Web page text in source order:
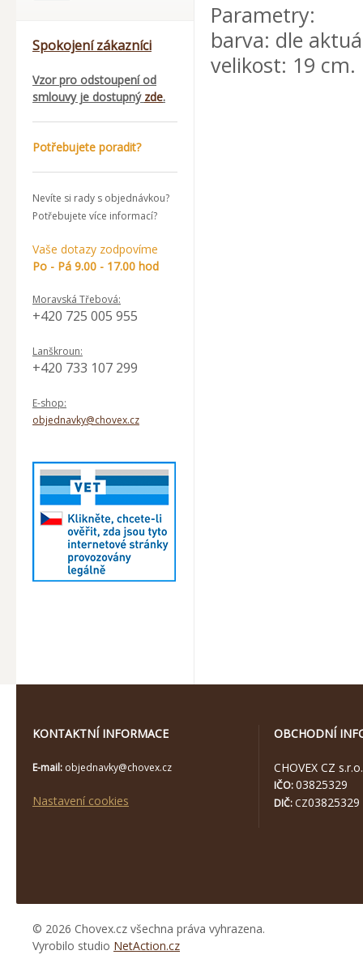
Spokojení zákazníci
Vzor pro odstoupení od
smlouvy je dostupný zde.
Potřebujete poradit?
Nevíte si rady s objednávkou?
Potřebujete více informací?
Vaše dotazy zodpovíme
Po - Pá 9.00 - 17.00 hod
Moravská Třebová:
+420 725 005 955
Lanškroun:
+420 733 107 299
E-shop:
objednavky@chovex.cz
Parametry:
barva: dle
velikost: 19 cm.
KONTAKTNÍ INFORMACE
E-mail: objednavky@chovex.cz
Nastavení cookies
OBCHODNÍ
CHOVEX CZ s.r.o.
IČO:03825329
DIČ: CZ03825329
© 2026 Chovex.cz všechna práva vyhrazena.
Vyrobilo studio NetAction.cz